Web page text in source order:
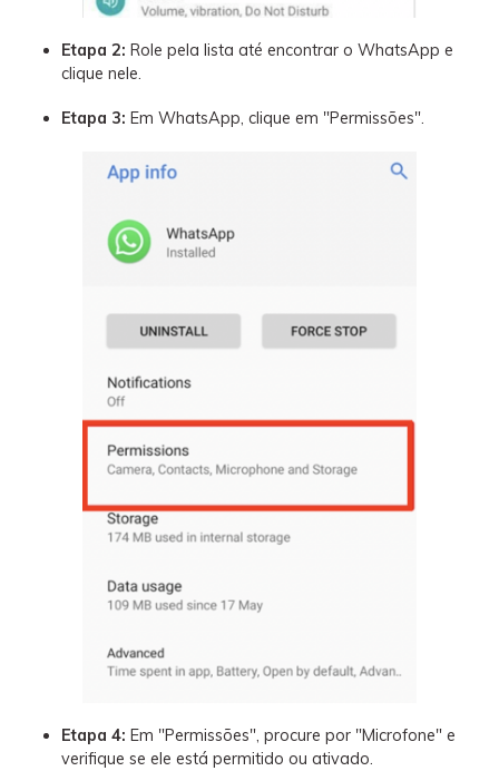
Etapa 2: Role pela lista até encontrar o WhatsApp e
clique nele.
Etapa 3: Em WhatsApp, clique em "Permissões".
Etapa 4: Em "Permissões", procure por "Microfone" e
verifique se ele está permitido ou ativado.